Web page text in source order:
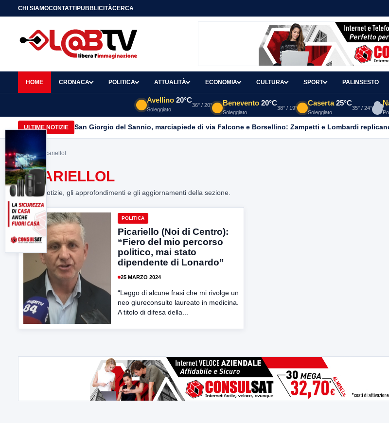
CHI SIAMOCONTATTIPUBBLICITÀCERCA
HOME CRONACA POLITICA ATTUALITÀ ECONOMIA CULTURA SPORT PALINSESTO
Avellino 20°C
Soleggiato
36° / 20° Benevento 20°C
Soleggiato
38° / 19°
Caserta 25°C
Soleggiato
35° / 24°
ULTIME NOTIZIE San Giorgio del Sannio, marciapiede di via Falcone e Borsellino: Zampetti e Lombardi
Home> picariellol
PICARIELLOL
Tutte le notizie, gli approfondimenti e gli aggiornamenti della sezione.
POLITICA
Picariello (Noi di Centro):
“Fiero del mio percorso
politico, mai stato
dipendente di Lonardo”
25 MARZO 2024
“Leggo di alcune frasi che mi rivolge un
neo giureconsulto laureato in medicina.
A titolo di difesa della...